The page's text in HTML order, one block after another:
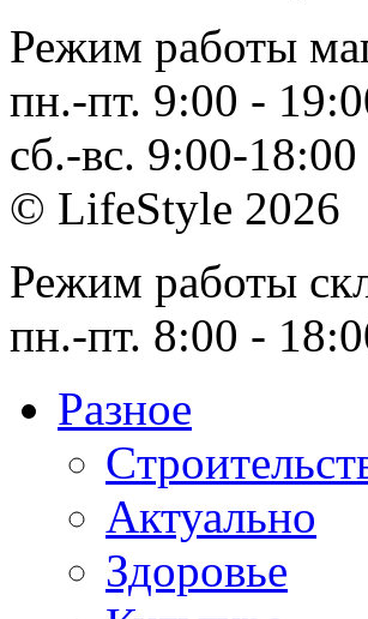
Режим работы
пн.-пт. 9:00 -
сб.-вс. 9:00-18:00
© LifeStyle 2026
Режим работы
пн.-пт. 8:00 -
Разное
Актуально
Здоровье